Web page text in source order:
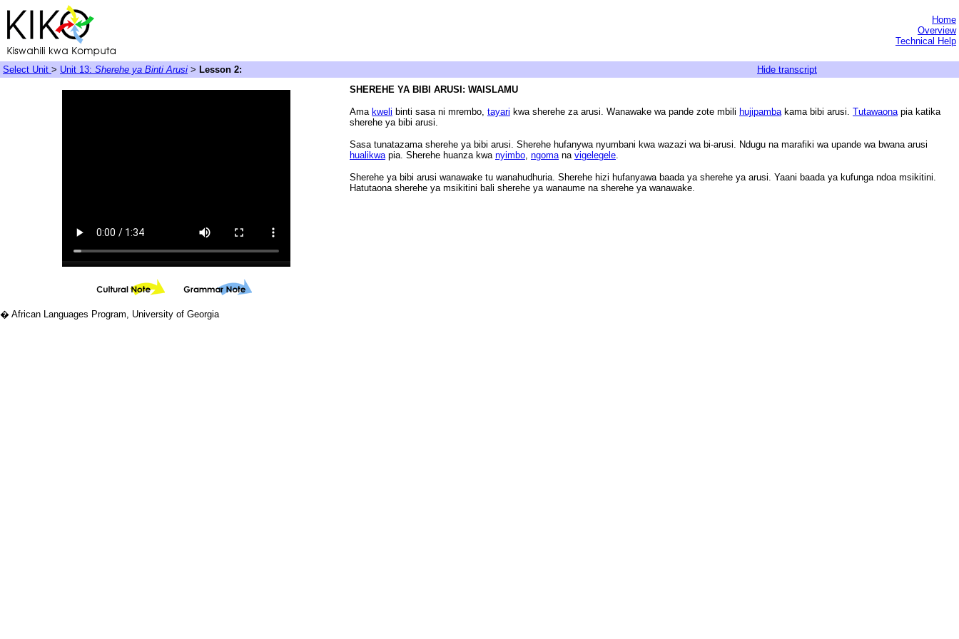
Home
Overview
Technical Help
Select Unit > Unit 13: Sherehe ya Binti Arusi > Lesson 2:
Hide transcript
SHEREHE YA BIBI ARUSI: WAISLAMU
Ama kweli binti sasa ni mrembo, tayari kwa sherehe za arusi. Wanawake wa pande zote mbili hujipambakama bibi arusi. Tutawaonapia katika
sherehe ya bibi arusi.
Sasa tunatazama sherehe ya bibi arusi. Sherehe hufanywa nyumbani kwa wazazi wa bi-arusi. Ndugu na marafiki wa upande wa bwana arusi
hualikwapia. Sherehe huanza kwa nyimbo, ngomana vigelegele.
Sherehe ya bibi arusi wanawake tu wanahudhuria. Sherehe hizi hufanyawa baada ya sherehe ya arusi. Yaani baada ya kufunga ndoa msikitini.
Hatutaona sherehe ya msikitini bali sherehe ya wanaume na sherehe ya wanawake.
� African Languages Program, University of Georgia